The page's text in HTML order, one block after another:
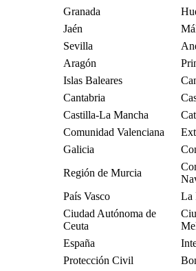
Granada
Jaén
Sevilla
Aragón
Islas Baleares
Cantabria
Castilla-La Mancha
Comunidad Valenciana
Galicia
Región de Murcia
País Vasco
La
Ciudad Autónoma de
Ceuta
España
Protección Civil